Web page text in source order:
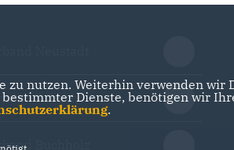
Asbach
Buchholz
zu nutzen. Weiterhin verwenden
Dienste, benötigen wir
.